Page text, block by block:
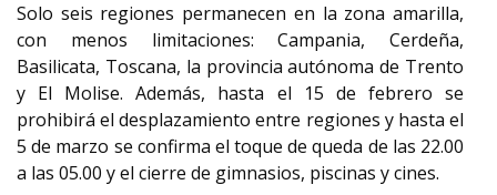
Solo seis regiones permanecen en la zona amarilla,
con menos limitaciones: Campania, Cerdeña,
Basilicata, Toscana, la provincia autónoma de Trento
y El Molise. Además, hasta el 15 de febrero se
prohibirá el desplazamiento entre regiones y hasta el
5 de marzo se confirma el toque de queda de las 22.00
a las 05.00 y el cierre de gimnasios, piscinas y cines.